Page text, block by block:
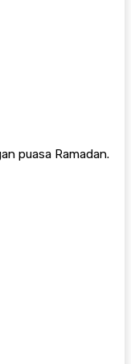
puasa Ramadan.